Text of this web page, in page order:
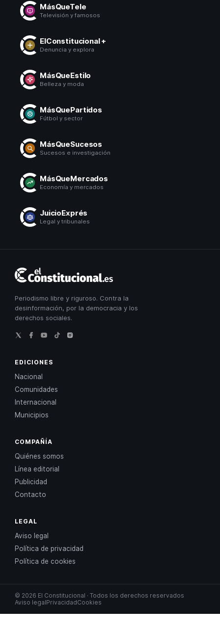
MásQueTele
Televisión y famosos
ElConstitucional +
Denuncia y explora
MásQueEstilo
Belleza y moda
MásQuePartidos
Fútbol y sector
MásQueSucesos
Sucesos e investigación
MásQueMercados
Economía y mercados
JuicioExprés
Legal y tribunales
Constitucional
Periodismo libre y riguroso. Contra la
desinformación, por la democracia y los
derechos sociales.
EDICIONES
Nacional
Comunidades
Internacional
Municipios
COMPAÑÍA
Quiénes somos
Línea editorial
Publicidad
Contacto
LEGAL
Aviso legal
Política de privacidad
Política de cookies
© 2026 El Constitucional · Todos los derechos reservados
Aviso legalPrivacidadCookies